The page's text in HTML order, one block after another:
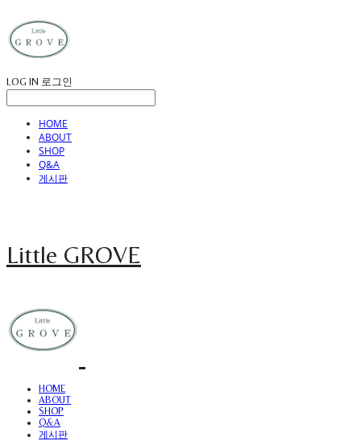
LOG IN 로그인
HOME
ABOUT
SHOP
Q&A
게시판
Little GROVE
HOME
ABOUT
SHOP
Q&A
게시판